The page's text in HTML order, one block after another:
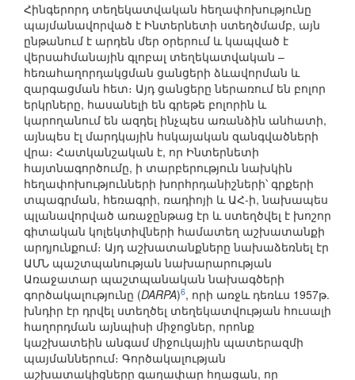
Հինգերորդ տեղեկատվական հեղափոխությունը
պայմանավորված է Ինտերնետի ստեղծմամբ, այն
ընթանում է արդեն մեր օրերում և կապված է
վերսահմանային գլոբալ տեղեկատվական –
հեռահաղորդակցման ցանցերի ձևավորման և
զարգացման հետ։ Այդ ցանցերը ներառում են բոլոր
երկրները, հասանելի են գրեթե բոլորին և
կարողանում են ազդել ինչպես առանձին անհատի,
այնպես էլ մարդկային հսկայական զանգվածների
վրա։ Հատկանշական է, որ Ինտերնետի
հայտնագործումը, ի տարբերություն նախկին
հեղափոխությունների խորհրդանիշների՝ գրքերի
տպագրման, հեռագրի, ռադիոյի և ԱՀ-ի, նախապես
պլանավորված առաջընթաց էր և ստեղծվել է խոշոր
գիտական կոլեկտիվների համատեղ աշխատանքի
արդյունքում։ Այդ աշխատանքները նախաձեռնել էր
ԱՄՆ պաշտպանության նախարարության
Առաջատար պաշտպանական նախագծերի
գործակալությունը (DARPA)6, որի առջև դեռևս 1957թ.
խնդիր էր դրվել ստեղծել տեղեկատվության հուսալի
հաղորդման այնպիսի միջոցներ, որոնք
կաշխատեին անգամ միջուկային պատերազմի
պայմաններում։ Գործակալության
աշխատակիցները գաղափար հղացան, որ